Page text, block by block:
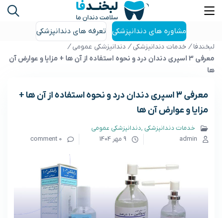
مشاوره های دندانپزشکی تعرفه های دندانپزشکی
لبخندفا / خدمات دندانپزشکی / دندانپزشکی عمومی /
معرفی 3 اسپری دندان درد و نحوه استفاده از آن ها + مزایا و عوارض آن
ها
معرفی 3 اسپری دندان درد و نحوه استفاده از آن ها +
مزایا و عوارض آن ها
خدمات دندانپزشکی دندانپزشکی عمومی
admin
9 مهر 1404 0 comment